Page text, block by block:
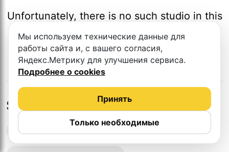
Unfortunately, there is no such studio in this
Studios in nearby cities
Podcast recording studios
Мы используем технические данные для
работы сайта и, с вашего согласия,
Яндекс.Метрику для улучшения сервиса.
Подробнее о cookies
Только необходимые
Принять